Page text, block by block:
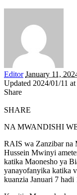
Editor January 11,
Updated 2024/01/11
Share
SHARE
NA MWANDISHI
RAIS wa Zanzibar na
Hussein Mwinyi
katika Maonesho ya
yanayofanyika katika
kuanzia Januari 7 hadi